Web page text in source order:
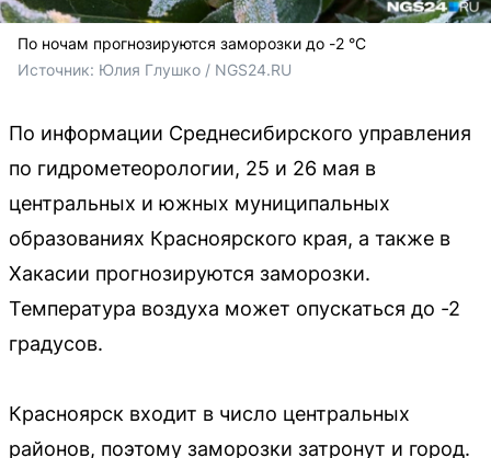
По ночам прогнозируются заморозки до -2 °C
Источник: Юлия Глушко / NGS24.RU
По информации Среднесибирского управления
по гидрометеорологии, 25 и 26 мая в
центральных и южных муниципальных
образованиях Красноярского края, а также в
Хакасии прогнозируются заморозки.
Температура воздуха может опускаться до -2
градусов.
Красноярск входит в число центральных
районов, поэтому заморозки затронут и город.